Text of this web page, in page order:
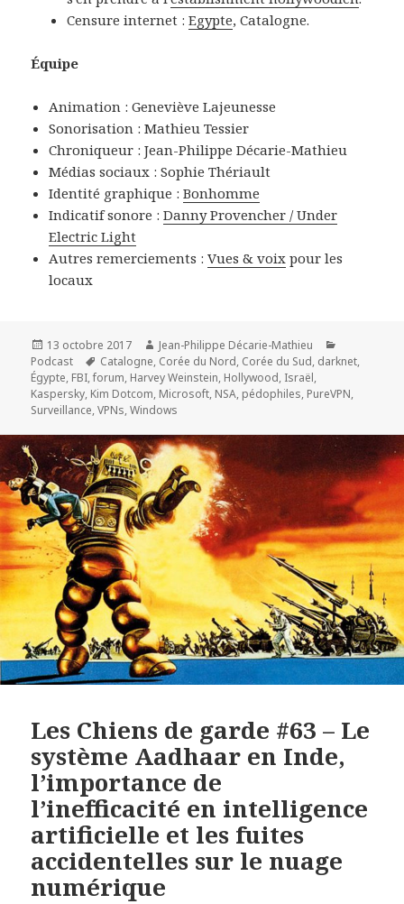
Censure internet :Egypte, Catalogne.
Équipe
Animation : Geneviève Lajeunesse
Sonorisation : Mathieu Tessier
Chroniqueur : Jean-Philippe Décarie-Mathieu
Médias sociaux : Sophie Thériault
Identité graphique :Bonhomme
Indicatif sonore :Danny Provencher / Under
Electric Light
Autres remerciements :Vues & voix pour les
locaux
Publié
le
13 octobre 2017 Auteur
Jean-Philippe Décarie-Mathieu
Podcast
Mots-
clés
Catalogne, Corée du Nord, Corée du Sud, darknet,
Égypte, FBI,forum, Harvey Weinstein, Hollywood, Israël,
Kaspersky, Kim Dotcom, Microsoft, NSA, pédophiles, PureVPN,
Surveillance,VPNs,Windows
Les Chiens de garde #63 – Le
système Aadhaar en Inde,
l’importance de
l’inefficacité en intelligence
artificielle et les fuites
accidentelles sur le nuage
numérique